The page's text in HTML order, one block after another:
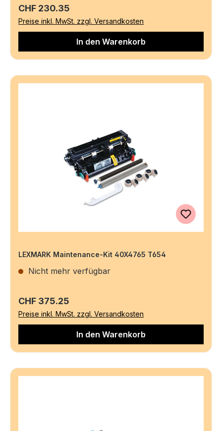
Regulärer Preis:
CHF 230.35
Preise inkl. MwSt. zzgl. Versandkosten
In den Warenkorb
LEXMARK Maintenance-Kit 40X4765 T654
Nicht mehr verfügbar
Regulärer Preis:
CHF 375.25
Preise inkl. MwSt. zzgl. Versandkosten
In den Warenkorb